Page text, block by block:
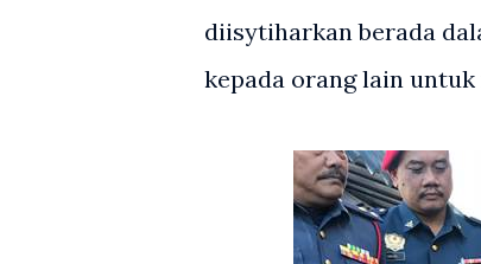
diisytiharkan berada
kepada orang lain untuk